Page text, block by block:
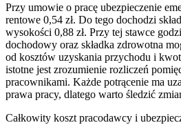
Przy umowie o pracę ubezpieczenie
rentowe 0,54 zł. Do tego dochodzi
wysokości 0,88 zł. Przy tej stawce
dochodowy oraz składka zdrowotna
od kosztów uzyskania przychodu i
istotne jest zrozumienie rozliczeń
pracownikami. Każde potrącenie ma
prawa pracy, dlatego warto śledzić
Całkowity koszt pracodawcy i